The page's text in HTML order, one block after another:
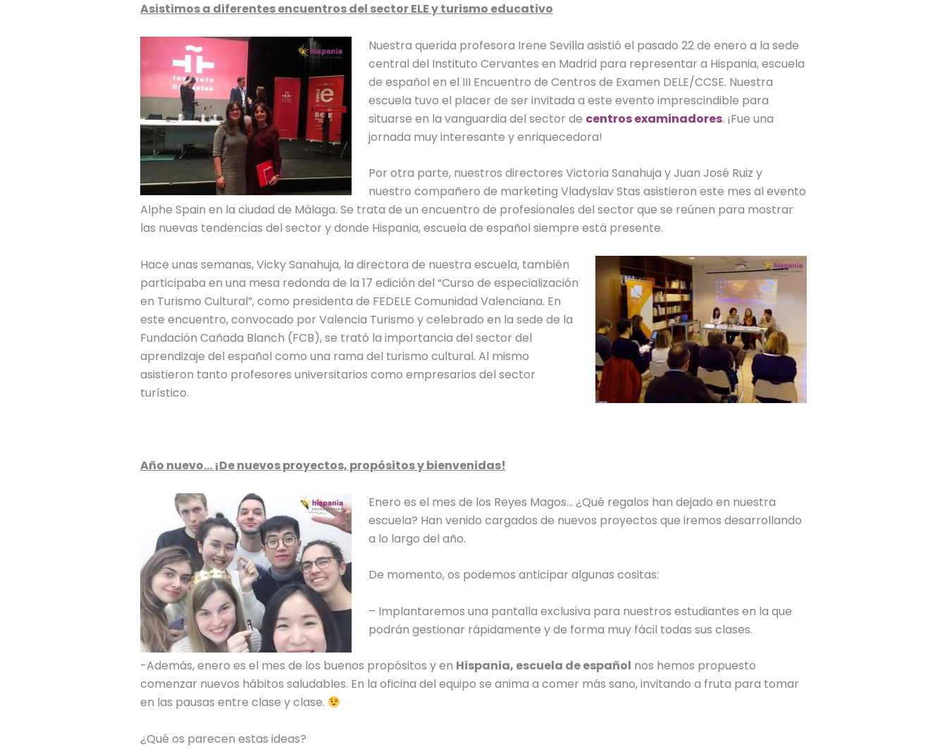
Asistimos a diferentes encuentros del sector ELE y turismo educativo
Nuestra querida profesora Irene Sevilla asistió el pasado 22 de enero a la sede
central del Instituto Cervantes en Madrid para representar a Hispania, escuela
de español en el III Encuentro de Centros de Examen DELE/CCSE. Nuestra
escuela tuvo el placer de ser invitada a este evento imprescindible para
situarse en la vanguardia del sector de centros examinadores. ¡Fue una
jornada muy interesante y enriquecedora!
Por otra parte, nuestros directores Victoria Sanahuja y Juan José Ruiz y
nuestro compañero de marketing Vladyslav Stas asistieron este mes al evento
Alphe Spain en la ciudad de Málaga. Se trata de un encuentro de profesionales del sector que se reúnen para mostrar
las nuevas tendencias del sector y donde Hispania, escuela de español siempre está presente.
Hace unas semanas, Vicky Sanahuja, la directora de nuestra escuela, también
participaba en una mesa redonda de la 17 edición del “Curso de especialización
en Turismo Cultural”, como presidenta de FEDELE Comunidad Valenciana. En
este encuentro, convocado por Valencia Turismo y celebrado en la sede de la
Fundación Cañada Blanch (FCB), se trató la importancia del sector del
aprendizaje del español como una rama del turismo cultural. Al mismo
asistieron tanto profesores universitarios como empresarios del sector
turístico.
Año nuevo… ¡De nuevos proyectos, propósitos y bienvenidas!
Enero es el mes de los Reyes Magos… ¿Qué regalos han dejado en nuestra
escuela? Han venido cargados de nuevos proyectos que iremos desarrollando
a lo largo del año.
De momento, os podemos anticipar algunas cositas:
– Implantaremos una pantalla exclusiva para nuestros estudiantes en la que
podrán gestionar rápidamente y de forma muy fácil todas sus clases.
-Además, enero es el mes de los buenos propósitos y en Hispania, escuela de español nos hemos propuesto
comenzar nuevos hábitos saludables. En la oficina del equipo se anima a comer más sano, invitando a fruta para tomar
en las pausas entre clase y clase.
¿Qué os parecen estas ideas?